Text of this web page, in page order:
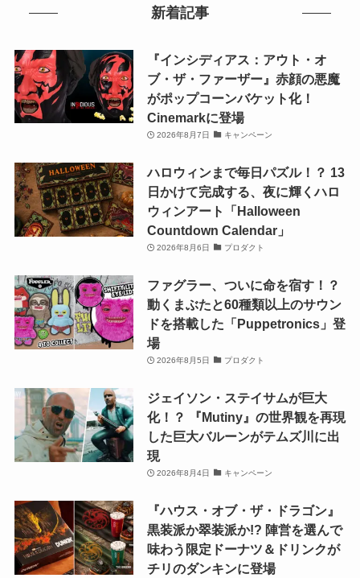
新着記事
『インシディアス：アウト・オ
ブ・ザ・ファーザー』赤顔の悪魔
がポップコーンバケット化！
Cinemarkに登場
2026年8月7日 キャンペーン
ハロウィンまで毎日パズル！？ 13
日かけて完成する、夜に輝くハロ
ウィンアート「Halloween
Countdown Calendar」
2026年8月6日 プロダクト
ファグラー、ついに命を宿す！？
動くまぶたと60種類以上のサウン
ドを搭載した「Puppetronics」登
場
2026年8月5日 プロダクト
ジェイソン・ステイサムが巨大
化！？ 『Mutiny』の世界観を再現
した巨大バルーンがテムズ川に出
現
2026年8月4日 キャンペーン
『ハウス・オブ・ザ・ドラゴン』
黒装派か翠装派か!? 陣営を選んで
味わう限定ドーナツ＆ドリンクが
チリのダンキンに登場